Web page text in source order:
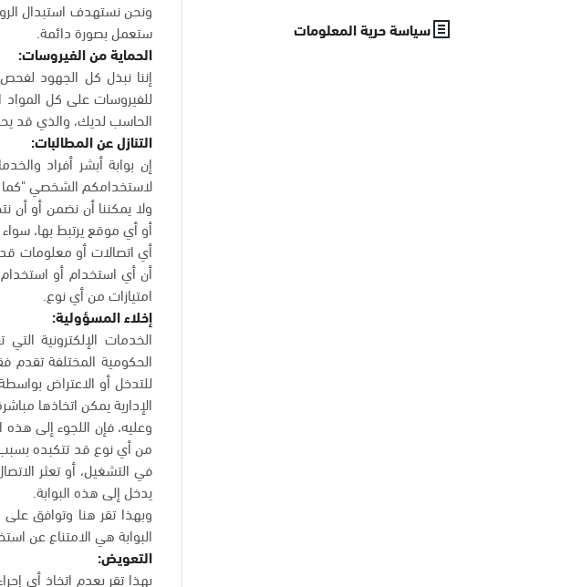
سياسة حرية المعلومات
ونحن نستهدف استبدال
ستعمل بصورة دائمة.
الحماية من الفيروسات:
إننا نبذل كل الجهود
للفيروسات على كل المواد
الحاسب لديك، والذي قد
التنازل عن المطالبات:
إن بوابة أبشر أفراد
لاستخدامكم الشخصي
ولا يمكننا أن نضمن أو أن
أو أي موقع يرتبط بها،
أي اتصالات أو معلومات
أن أي استخدام أو
امتيازات من أي نوع.
إخلاء المسؤولية:
الخدمات الإلكترونية
الحكومية المختلفة تقدم
للتدخل أو الاعتراض
الإدارية يمكن اتخاذها
وعليه، فإن اللجوء إلى
من أي نوع قد تتكبده بسبب
في التشغيل، أو تعثر
يدخل إلى هذه البوابة.
وبهذا تقر هنا وتوافق
البوابة هي الامتناع عن
التعويض:
بهذا تقر بعدم اتخاذ أي